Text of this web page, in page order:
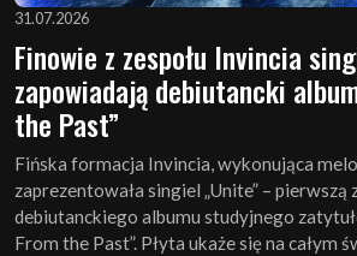
31.07.2026
Finowie z zespołu Invincia
zapowiadają debiutancki
the Past”
Fińska formacja Invincia, wykonująca
zaprezentowała singiel „Unite” –
debiutanckiego albumu studyjnego
From the Past”. Płyta ukaże się na całym